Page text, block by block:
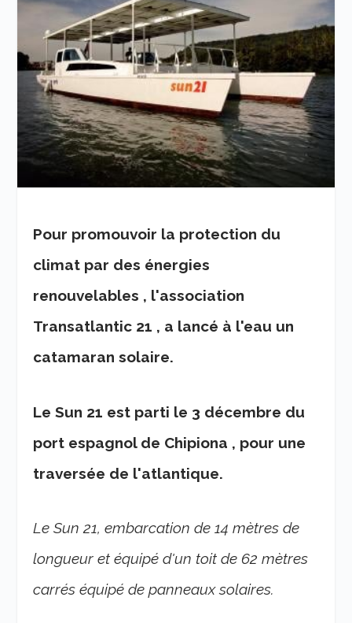
Pour promouvoir la protection du
climat par des énergies
renouvelables , l'association
Transatlantic 21 , a lancé à l'eau un
catamaran solaire.
Le Sun 21 est parti le 3 décembre du
port espagnol de Chipiona , pour une
traversée de l'atlantique.
Le Sun 21, embarcation de 14 mètres de
longueur et équipé d'un toit de 62 mètres
carrés équipé de panneaux solaires.